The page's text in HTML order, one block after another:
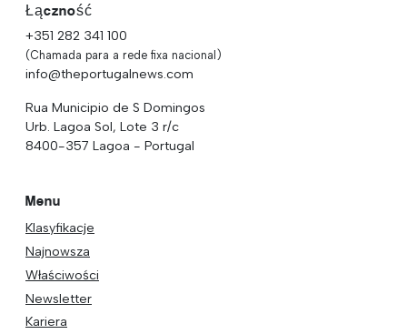
Łączność
+351 282 341 100
(Chamada para a rede fixa nacional)
info@theportugalnews.com
Rua Municipio de S Domingos
Urb. Lagoa Sol, Lote 3 r/c
8400-357 Lagoa - Portugal
Menu
Klasyfikacje
Najnowsza
Właściwości
Newsletter
Kariera